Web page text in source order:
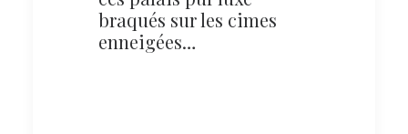
braqués sur les cimes
enneigées…